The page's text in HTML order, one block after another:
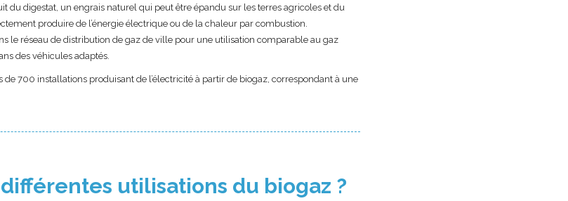
du digestat, un engrais naturel qui peut être épandu sur les terres agricoles et du
produire de l’énergie électrique ou de la chaleur par combustion.
le réseau de distribution de gaz de ville pour une utilisation comparable au gaz
des véhicules adaptés.
de 700 installations produisant de l’électricité à partir de biogaz, correspondant à une
utilisations du biogaz ?